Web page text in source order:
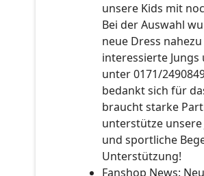
unsere Kids mit
Bei der Auswahl
neue Dress
interessierte
unter 0171/
bedankt sich für
braucht starke
unterstütze unsere
und sportliche
Unterstützung!
Fanshop News: